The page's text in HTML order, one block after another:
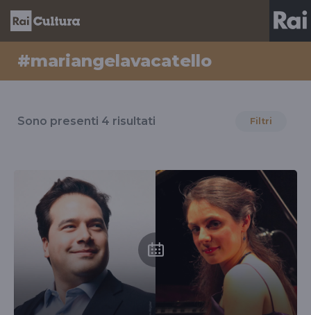
#mariangelavacatello
il
#mariangelavacatello
Sono presenti 4 risultati Filtri